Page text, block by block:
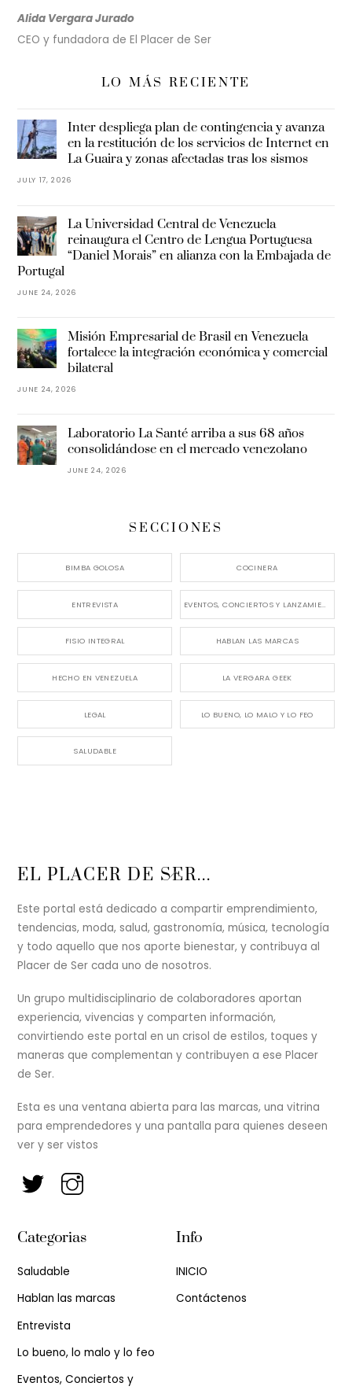
Alida Vergara Jurado
CEO y fundadora de El Placer de Ser
LO MÁS RECIENTE
Inter despliega plan de contingencia y avanza
en la restitución de los servicios de Internet en
La Guaira y zonas afectadas tras los sismos
JULY 17, 2026
La Universidad Central de Venezuela
reinaugura el Centro de Lengua Portuguesa
“Daniel Morais” en alianza con la Embajada de
Portugal
JUNE 24, 2026
Misión Empresarial de Brasil en Venezuela
fortalece la integración económica y comercial
bilateral
JUNE 24, 2026
Laboratorio La Santé arriba a sus 68 años
consolidándose en el mercado venezolano
JUNE 24, 2026
SECCIONES
BIMBA GOLOSA COCINERA
ENTREVISTA EVENTOS, CONCIERTOS Y LANZAMIENTOS
FISIO INTEGRAL HABLAN LAS MARCAS
HECHO EN VENEZUELA LA VERGARA GEEK
LEGAL LO BUENO, LO MALO Y LO FEO
SALUDABLE
Back
Top
EL PLACER DE SER...
Este portal está dedicado a compartir emprendimiento,
tendencias, moda, salud, gastronomía, música, tecnología
y todo aquello que nos aporte bienestar, y contribuya al
Placer de Ser cada uno de nosotros.
Un grupo multidisciplinario de colaboradores aportan
experiencia, vivencias y comparten información,
convirtiendo este portal en un crisol de estilos, toques y
maneras que complementan y contribuyen a ese Placer
de Ser.
Esta es una ventana abierta para las marcas, una vitrina
para emprendedores y una pantalla para quienes deseen
ver y ser vistos
Categorias
Saludable
Hablan las marcas
Entrevista
Lo bueno, lo malo y lo feo
Eventos, Conciertos y
Info
INICIO
Contáctenos